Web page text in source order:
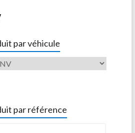
par véhicule
par référence